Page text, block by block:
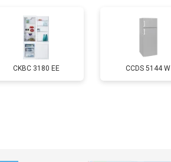
4750 ₽ Заказать
3650 ₽
CKBC 3180 EE CCDS 5144 W